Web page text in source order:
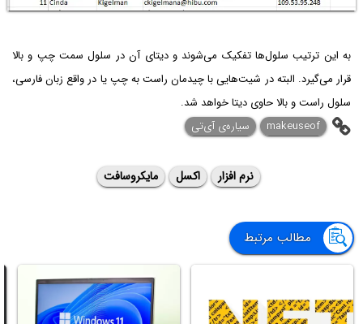
به این ترتیب سلول‌ها تفکیک می‌شوند و دیتای آن در سلول سمت چپ و بالا
قرار می‌گیرد. البته در شیت‌هایی با چیدمان راست به چپ یا در واقع زبان فارسی،
سلول راست و بالا حاوی دیتا خواهد شد.
makeuseof
سیاره‌ی آی‌تی
نرم افزار اکسل مایکروسافت
مطالب مرتبط